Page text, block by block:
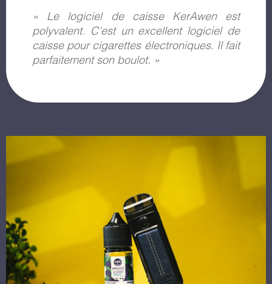
« Le logiciel de caisse KerAwen est
polyvalent. C’est un excellent logiciel de
caisse pour cigarettes électroniques. Il fait
parfaitement son boulot. »